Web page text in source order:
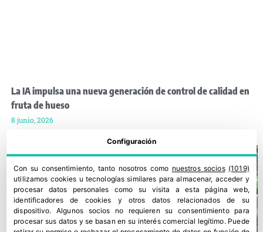
La IA impulsa una nueva generación de control de calidad en
fruta de hueso
8 junio, 2026
Configuración
Con su consentimiento, tanto nosotros como nuestros socios (1019)
utilizamos cookies u tecnologías similares para almacenar, acceder y
procesar datos personales como su visita a esta página web,
identificadores de cookies y otros datos relacionados de su
dispositivo. Algunos socios no requieren su consentimiento para
procesar sus datos y se basan en su interés comercial legítimo. Puede